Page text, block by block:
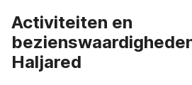
Activiteiten en
Haljared